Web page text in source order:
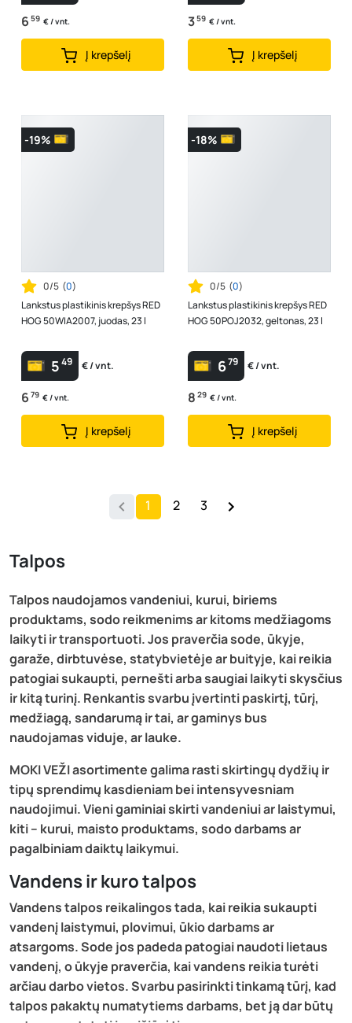
6 59 € / vnt.
Į krepšelį
359 € / vnt.
Į krepšelį
-19%
0/5 (0)
Lankstus plastikinis krepšys RED
HOG 50WIA2007, juodas, 23 l
549 € / vnt.
6 79 € / vnt.
Į krepšelį
-18%
0/5 (0)
Lankstus plastikinis krepšys RED
HOG 50POJ2032, geltonas, 23 l
679 € / vnt.
8 29 € / vnt.
Į krepšelį
1 2 3
Talpos
Talpos naudojamos vandeniui, kurui, biriems
produktams, sodo reikmenims ar kitoms medžiagoms
laikyti ir transportuoti. Jos praverčia sode, ūkyje,
garaže, dirbtuvėse, statybvietėje ar buityje, kai reikia
patogiai sukaupti, pernešti arba saugiai laikyti skysčius
ir kitą turinį. Renkantis svarbu įvertinti paskirtį, tūrį,
medžiagą, sandarumą ir tai, ar gaminys bus
naudojamas viduje, ar lauke.
MOKI VEŽI asortimente galima rasti skirtingų dydžių ir
tipų sprendimų kasdieniam bei intensyvesniam
naudojimui. Vieni gaminiai skirti vandeniui ar laistymui,
kiti – kurui, maisto produktams, sodo darbams ar
pagalbiniam daiktų laikymui.
Vandens ir kuro talpos
Vandens talpos reikalingos tada, kai reikia sukaupti
vandenį laistymui, plovimui, ūkio darbams ar
atsargoms. Sode jos padeda patogiai naudoti lietaus
vandenį, o ūkyje praverčia, kai vandens reikia turėti
arčiau darbo vietos. Svarbu pasirinkti tinkamą tūrį, kad
talpos pakaktų numatytiems darbams, bet ją dar būtų